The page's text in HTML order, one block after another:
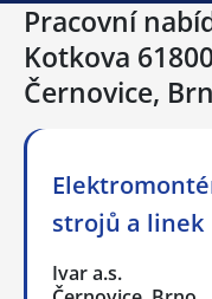
Pracovní
Kotkova
Černovice,
strojů a linek
Ivar a.s.